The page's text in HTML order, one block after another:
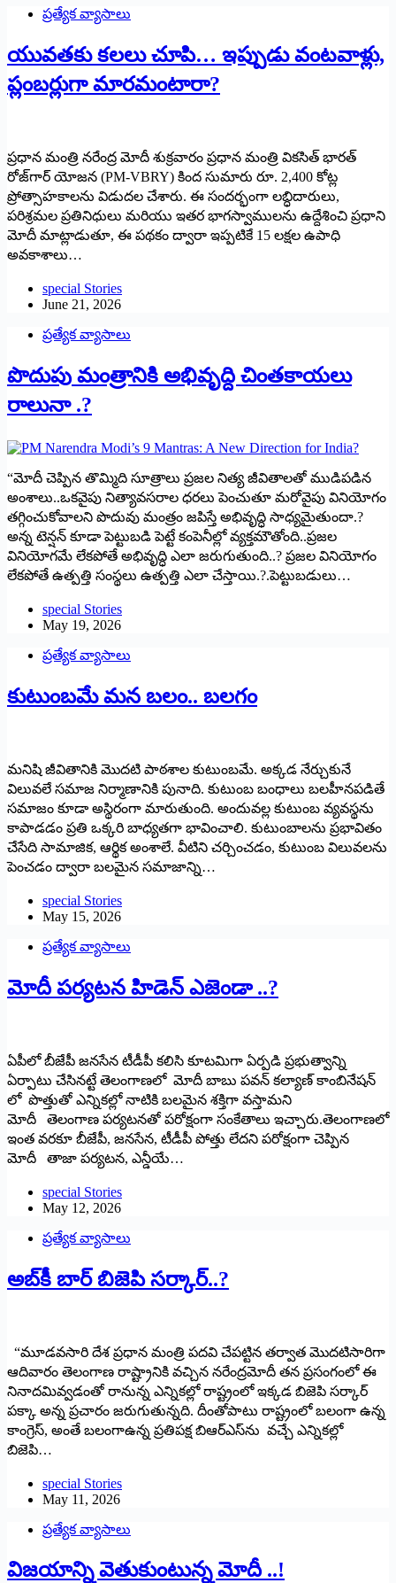
ప్రత్యేక వ్యాసాలు
యువతకు కలలు చూపి… ఇప్పుడు వంటవాళ్లు,
ప్లంబర్లుగా మారమంటారా?
ప్రధాన మంత్రి నరేంద్ర మోదీ శుక్రవారం ప్రధాన మంత్రి వికసిత్ భారత్
రోజ్‌గార్ యోజన (PM-VBRY) కింద సుమారు రూ. 2,400 కోట్ల
ప్రోత్సాహకాలను విడుదల చేశారు. ఈ సందర్భంగా లబ్ధిదారులు,
పరిశ్రమల ప్రతినిధులు మరియు ఇతర భాగస్వాములను ఉద్దేశించి ప్రధాని
మోదీ మాట్లాడుతూ, ఈ పథకం ద్వారా ఇప్పటికే 15 లక్షల ఉపాధి
అవకాశాలు…
special Stories
June 21, 2026
ప్రత్యేక వ్యాసాలు
పొదుపు మంత్రానికి అభివృద్ది చింతకాయలు
రాలునా .?
“మోదీ చెప్పిన తొమ్మిది సూత్రాలు ప్రజల నిత్య జీవితాలతో ముడిపడిన
అంశాలు..ఒకవైపు నిత్యావసరాల ధరలు పెంచుతూ మరోవైపు వినియోగం
తగ్గించుకోవాలని పొదువు మంత్రం జపిస్తే అభివృద్ధి సాధ్యమైతుందా.?
అన్న టెన్షన్‌ కూడా పెట్టుబడి పెట్టే కంపెనీల్లో వ్యక్తమౌతోంది..ప్రజల
వినియోగమే లేకపోతే అభివృద్ధి ఎలా జరుగుతుంది..? ప్రజల వినియోగం
లేకపోతే ఉత్పత్తి సంస్థలు ఉత్పత్తి ఎలా చేస్తాయి.?.పెట్టుబడులు…
special Stories
May 19, 2026
ప్రత్యేక వ్యాసాలు
కుటుంబమే మన బలం.. బలగం
మనిషి జీవితానికి మొదటి పాఠశాల కుటుంబమే. అక్కడ నేర్చుకునే
విలువలే సమాజ నిర్మాణానికి పునాది. కుటుంబ బంధాలు బలహీనపడితే
సమాజం కూడా అస్థిరంగా మారుతుంది. అందువల్ల కుటుంబ వ్యవస్థను
కాపాడడం ప్రతి ఒక్కరి బాధ్యతగా భావించాలి. కుటుంబాలను ప్రభావితం
చేసేది సామాజిక, ఆర్థిక అంశాలే. వీటిని చర్చించడం, కుటుంబ విలువలను
పెంచడం ద్వారా బలమైన సమాజాన్ని…
special Stories
May 15, 2026
ప్రత్యేక వ్యాసాలు
మోదీ పర్యటన హిడెన్ ఎజెండా ..?
ఏపీలో బీజేపీ జనసేన టీడీపీ కలిసి కూటమిగా ఏర్పడి ప్రభుత్వాన్ని
ఏర్పాటు చేసినట్టే తెలంగాణలో మోదీ బాబు పవన్ కల్యాణ్ కాంబినేషన్
లో పొత్తుతో ఎన్నికల్లో నాటికి బలమైన శక్తిగా వస్తామని
మోదీ తెలంగాణ పర్యటనతో పరోక్షంగా సంకేతాలు ఇచ్చారు.తెలంగాణలో
ఇంత వరకూ బీజేపీ, జనసేన, టీడీపీ పోత్తు లేదని పరోక్షంగా చెప్పిన
మోదీ తాజా పర్యటన, ఎన్డీయే…
special Stories
May 12, 2026
ప్రత్యేక వ్యాసాలు
అబ్‌కీ బార్‌ ‌బిజెపి సర్కార్‌..?
“మూడవసారి దేశ ప్రధాన మంత్రి పదవి చేపట్టిన తర్వాత మొదటిసారిగా
ఆదివారం తెలంగాణ రాష్ట్రానికి వచ్చిన నరేంద్రమోదీ తన ప్రసంగంలో ఈ
నినాదమివ్వడంతో రానున్న ఎన్నికల్లో రాష్ట్రంలో ఇక్కడ బిజెపి సర్కార్‌
‌పక్కా అన్న ప్రచారం జరుగుతున్నది. దీంతోపాటు రాష్ట్రంలో బలంగా ఉన్న
కాంగ్రెస్‌, అం‌తే బలంగాఉన్న ప్రతిపక్ష బిఆర్‌ఎస్‌ను వచ్చే ఎన్నికల్లో
బిజెపి…
special Stories
May 11, 2026
ప్రత్యేక వ్యాసాలు
విజయాన్ని వెతుకుంటున్న మోదీ ..!